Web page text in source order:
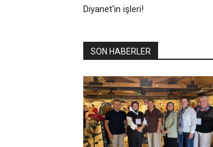
Diyanet'in işleri!
SON HABERLER